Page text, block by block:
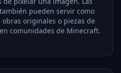
pueden servir como
originales o piezas de
comunidades de Minecraft.